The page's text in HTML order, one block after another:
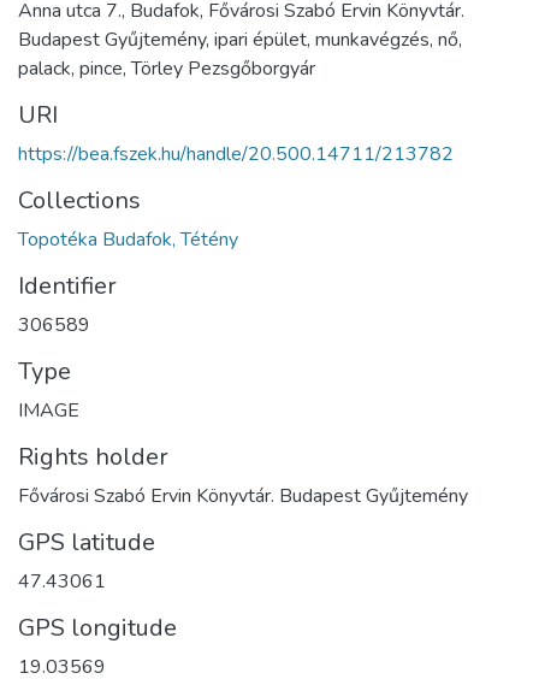
Anna utca 7., Budafok, Fővárosi Szabó Ervin Könyvtár.
Budapest Gyűjtemény, ipari épület, munkavégzés, nő,
palack, pince, Törley Pezsgőborgyár
URI
https://bea.fszek.hu/handle/20.500.14711/213782
Collections
Topotéka Budafok, Tétény
Identifier
306589
Type
IMAGE
Rights holder
Fővárosi Szabó Ervin Könyvtár. Budapest Gyűjtemény
GPS latitude
47.43061
GPS longitude
19.03569